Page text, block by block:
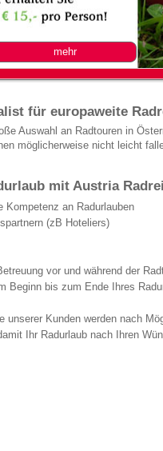
mehr
für europaweite
Auswahl an Radtouren in
möglicherweise nicht leicht
mit Austria
Kompetenz an Radurlauben
(zB Hoteliers)
vor und während der
Beginn bis zum Ende Ihres
unserer Kunden werden nach
Ihr Radurlaub nach Ihren